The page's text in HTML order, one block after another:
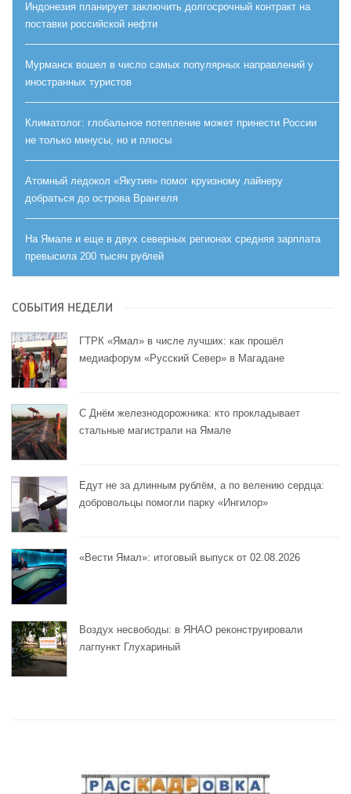
Индонезия планирует заключить долгосрочный контракт на
поставки российской нефти
Мурманск вошел в число самых популярных направлений у
иностранных туристов
Климатолог: глобальное потепление может принести России
не только минусы, но и плюсы
Атомный ледокол «Якутия» помог круизному лайнеру
добраться до острова Врангеля
На Ямале и еще в двух северных регионах средняя зарплата
превысила 200 тысяч рублей
СОБЫТИЯ НЕДЕЛИ
ГТРК «Ямал» в числе лучших: как прошёл
медиафорум «Русский Север» в Магадане
С Днём железнодорожника: кто прокладывает
стальные магистрали на Ямале
Едут не за длинным рублём, а по велению сердца:
добровольцы помогли парку «Ингилор»
«Вести Ямал»: итоговый выпуск от 02.08.2026
Воздух несвободы: в ЯНАО реконструировали
лагпункт Глухариный